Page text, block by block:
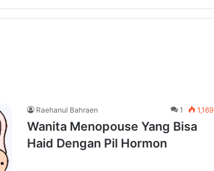
Raehanul Bahraen 1 1,169
Wanita Menopouse Yang Bisa
Haid Dengan Pil Hormon